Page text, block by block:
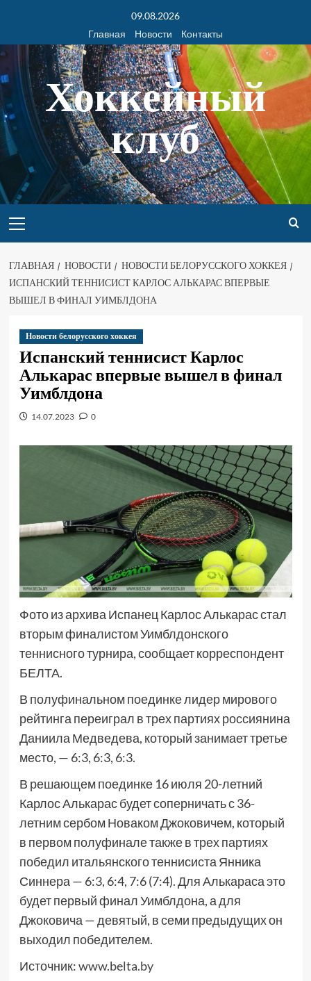
09.08.2026
Главная
Новости Контакты
Хоккейный
клуб
ГЛАВНАЯ НОВОСТИ
НОВОСТИ БЕЛОРУССКОГО ХОККЕЯ
ИСПАНСКИЙ ТЕННИСИСТ КАРЛОС АЛЬКАРАС ВПЕРВЫЕ
ВЫШЕЛ В ФИНАЛ УИМБЛДОНА
Новости белорусского хоккея
Испанский теннисист Карлос
Алькарас впервые вышел в финал
Уимблдона
14.07.2023 0
Фото из архива Испанец Карлос Алькарас стал
вторым финалистом Уимблдонского
теннисного турнира, сообщает корреспондент
БЕЛТА.
В полуфинальном поединке лидер мирового
рейтинга переиграл в трех партиях россиянина
Даниила Медведева, который занимает третье
место, — 6:3, 6:3, 6:3.
В решающем поединке 16 июля 20-летний
Карлос Алькарас будет соперничать с 36-
летним сербом Новаком Джоковичем, который
в первом полуфинале также в трех партиях
победил итальянского теннисиста Янника
Синнера — 6:3, 6:4, 7:6 (7:4). Для Алькараса это
будет первый финал Уимблдона, а для
Джоковича — девятый, в семи предыдущих он
выходил победителем.
Источник:www.belta.by